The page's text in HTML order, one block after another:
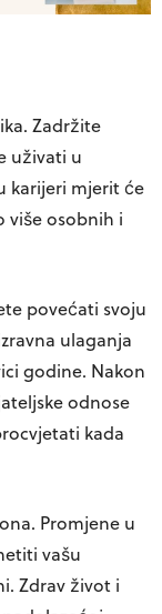
Zadržite
uživati ​​u
karijeri mjerit će
više osobnih i
povećati svoju
ulaganja
godine. Nakon
odnose
kada
Promjene u
vašu
Zdrav život i